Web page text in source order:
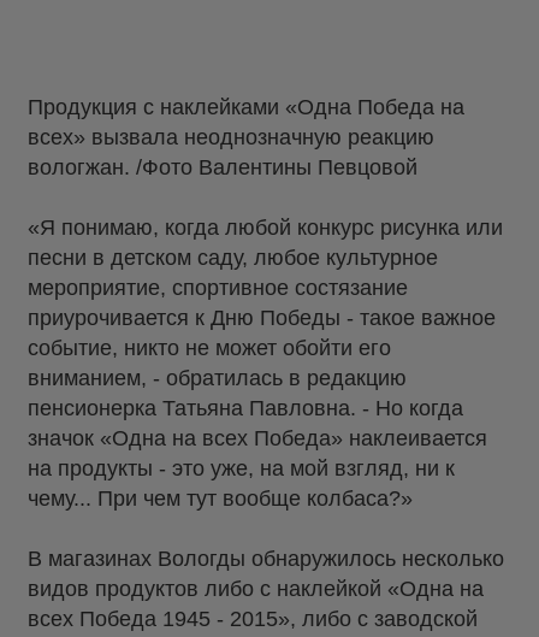
Продукция с наклейками «Одна Победа на
всех» вызвала неоднозначную реакцию
вологжан. /Фото Валентины Певцовой
«Я понимаю, когда любой конкурс рисунка или
песни в детском саду, любое культурное
мероприятие, спортивное состязание
приурочивается к Дню Победы - такое важное
событие, никто не может обойти его
вниманием, - обратилась в редакцию
пенсионерка Татьяна Павловна. - Но когда
значок «Одна на всех Победа» наклеивается
на продукты - это уже, на мой взгляд, ни к
чему... При чем тут вообще колбаса?»
В магазинах Вологды обнаружилось несколько
видов продуктов либо с наклейкой «Одна на
всех Победа 1945 - 2015», либо с заводской